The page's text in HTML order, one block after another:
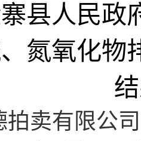
县人民政
氮氧化物
拍卖有限公